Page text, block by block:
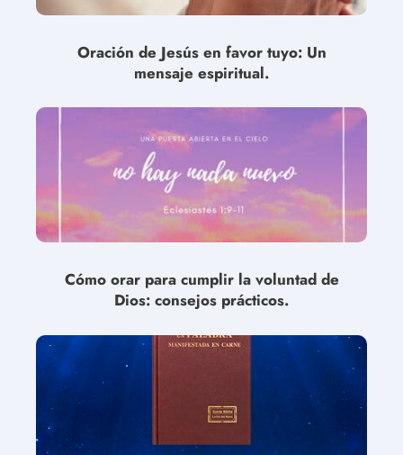
Oración de Jesús en favor tuyo: Un
mensaje espiritual.
Cómo orar para cumplir la voluntad de
Dios: consejos prácticos.